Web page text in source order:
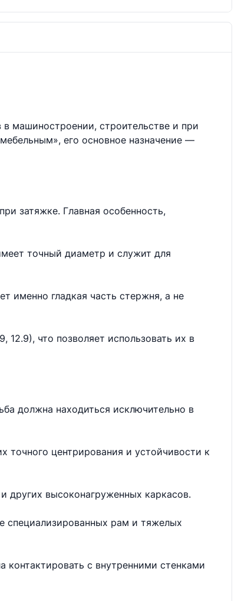
машиностроении, строительстве и при
его основное назначение —
затяжке. Главная особенность,
точный диаметр и служит для
именно гладкая часть стержня, а не
что позволяет использовать их в
должна находиться исключительно в
точного центрирования и устойчивости к
других высоконагруженных каркасов.
специализированных рам и тяжелых
с внутренними стенками